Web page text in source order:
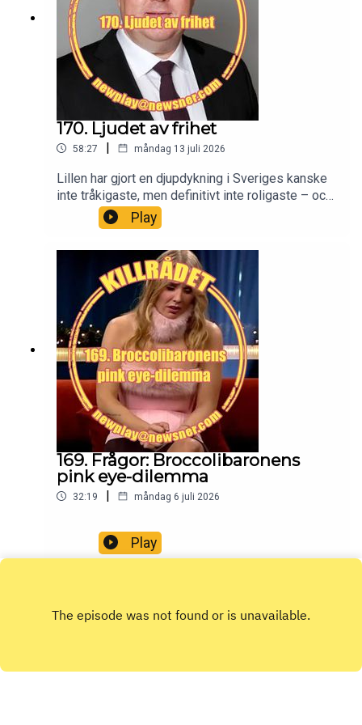
170. Ljudet av frihet
58:27 | måndag 13 juli 2026
Lillen har gjort en djupdykning i Sveriges kanske
inte tråkigaste, men definitivt inte roligaste – och
utan några tvivel konstigaste mediekanal. Granis
har hittat en lustigkurre som ragebaitar en grupp
Play
169. Frågor: Broccolibaronens
pink eye-dilemma
32:19 | måndag 6 juli 2026
Play